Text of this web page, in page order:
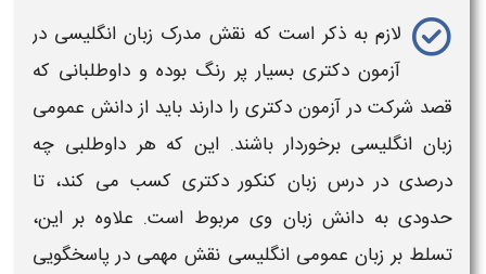
لازم به ذکر است که نقش مدرک زبان انگلیسی در
آزمون دکتری بسیار پر رنگ بوده و داوطلبانی که
قصد شرکت درآزمون دکتری را دارند باید از دانش عمومی
زبان انگلیسی برخوردار باشند. این که هر داوطلبی چه
درصدی در درس زبان کنکور دکتری کسب می کند، تا
حدودی به دانش زبان وی مربوط است. علاوه بر این،
تسلط بر زبان عمومیانگلیسی نقش مهمی در پاسخگویی